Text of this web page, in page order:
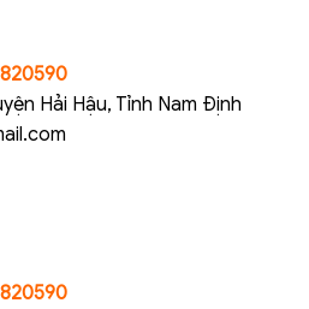
Hải Hậu, Tỉnh Nam Định